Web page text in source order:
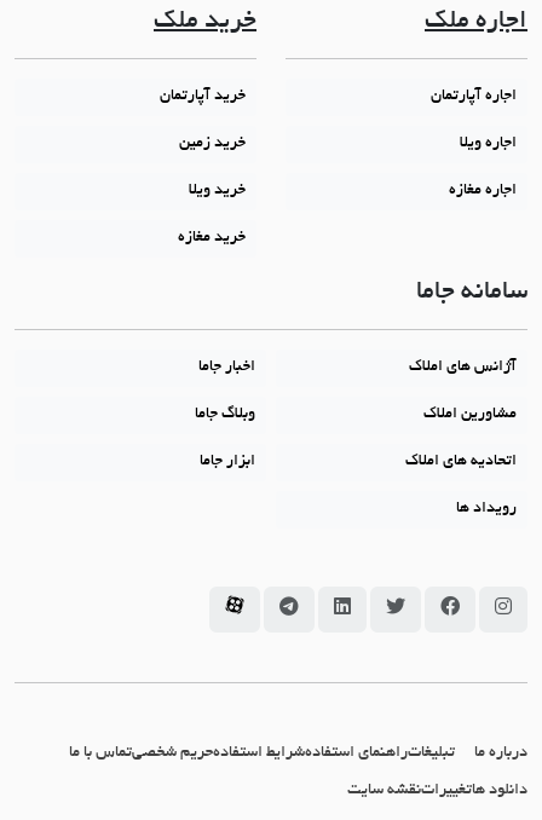
اجاره ملک
اجاره آپارتمان
اجاره ویلا
اجاره مغازه
خرید ملک
خرید آپارتمان
خرید زمین
خرید ویلا
خرید مغازه
سامانه جاما
آژانس های املاک اخبار جاما
مشاورین املاک وبلاگ جاما
اتحادیه های املاک ابزار جاما
رویداد ها
سامانه جاما در اینستاگرام
سامانه جاما در فیسبوک
سامانه جاما در توئیتر
سامانه جاما در لینکداین
سامانه جاما در تلگرام
سامانه جاما در آپارات
درباره ما تبلیغاتراهنمای استفادهشرایط استفادهحریم شخصیتماس با ما
دانلود هاتغییراتنقشه سایت